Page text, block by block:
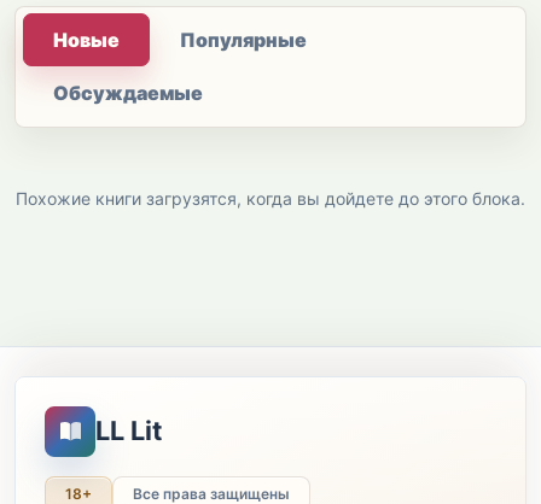
Новые Популярные
Обсуждаемые
Похожие книги загрузятся, когда вы дойдете до этого блока.
LL Lit
18+ Все права защищены